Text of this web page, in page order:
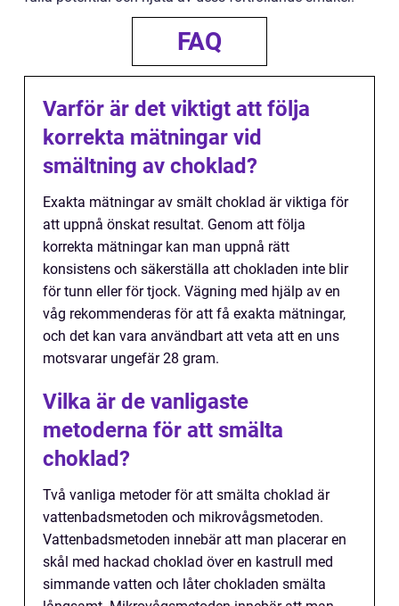
FAQ
Varför är det viktigt att följa
korrekta mätningar vid
smältning av choklad?
Exakta mätningar av smält choklad är viktiga för
att uppnå önskat resultat. Genom att följa
korrekta mätningar kan man uppnå rätt
konsistens och säkerställa att chokladen inte blir
för tunn eller för tjock. Vägning med hjälp av en
våg rekommenderas för att få exakta mätningar,
och det kan vara användbart att veta att en uns
motsvarar ungefär 28 gram.
Vilka är de vanligaste
metoderna för att smälta
choklad?
Två vanliga metoder för att smälta choklad är
vattenbadsmetoden och mikrovågsmetoden.
Vattenbadsmetoden innebär att man placerar en
skål med hackad choklad över en kastrull med
simmande vatten och låter chokladen smälta